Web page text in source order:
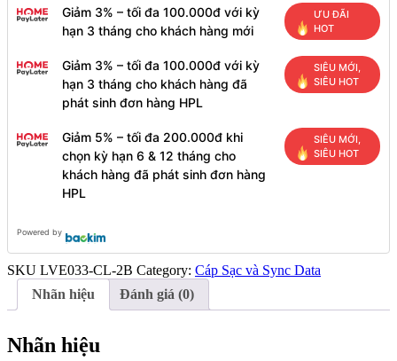
Charging
Data
số
Giảm 3% – tối đa 100.000đ với kỳ
hạn 3 tháng cho khách hàng mới
ƯU ĐÃI
HOT
Giảm 3% – tối đa 100.000đ với kỳ
hạn 3 tháng cho khách hàng đã
phát sinh đơn hàng HPL
SIÊU MỚI,
SIÊU HOT
Giảm 5% – tối đa 200.000đ khi
chọn kỳ hạn 6 & 12 tháng cho
khách hàng đã phát sinh đơn hàng
HPL
SIÊU MỚI,
SIÊU HOT
Powered by
SKU LVE033-CL-2B Category: Cáp Sạc và Sync Data
Nhãn hiệu
Đánh giá (0)
Nhãn hiệu